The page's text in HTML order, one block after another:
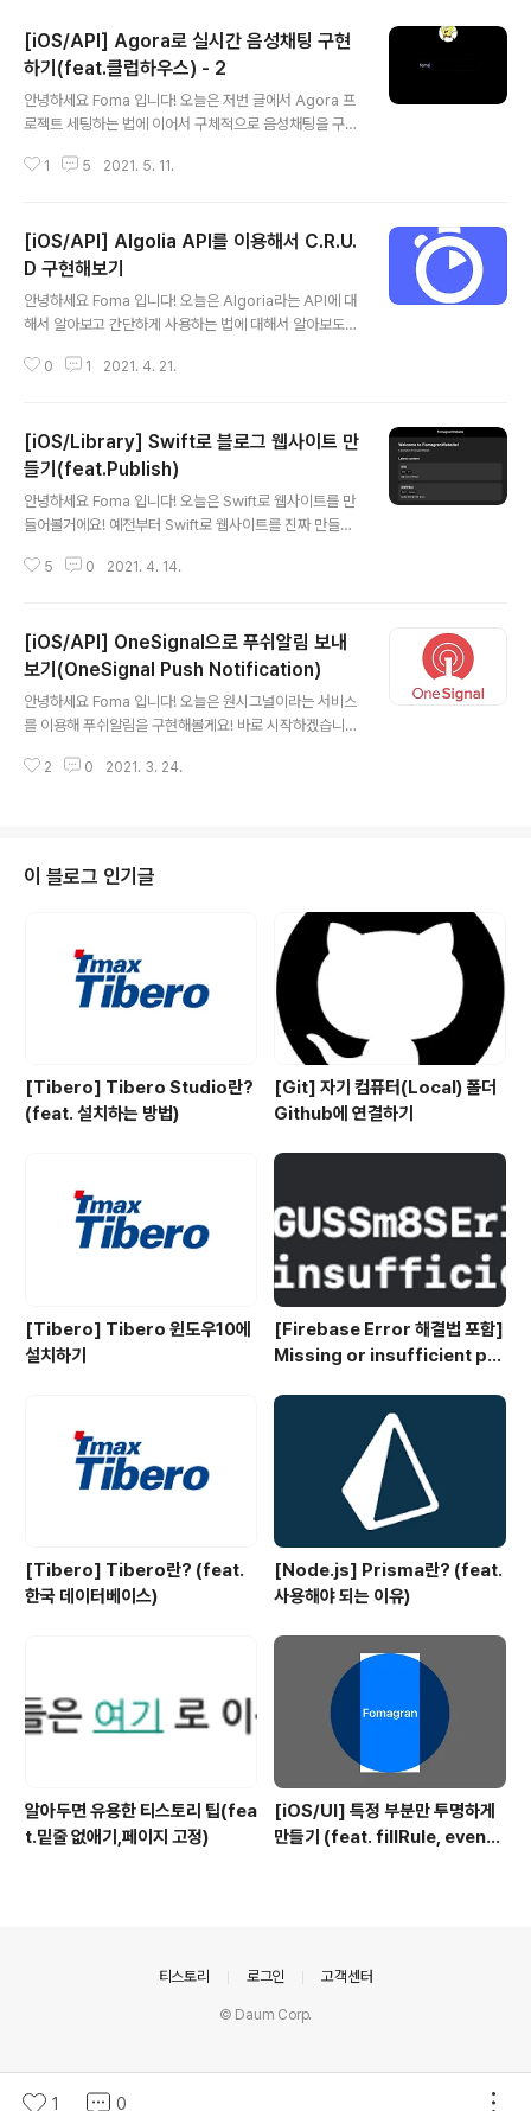
[iOS/API] Agora로 실시간 음성채팅 구현
하기(feat.클럽하우스) - 2
안녕하세요 Foma 입니다! 오늘은 저번 글에서 Agora 프
로젝트 세팅하는 법에 이어서 구체적으로 음성채팅을 구현
젝트 설정법을 안보신 분들은 여기 에서 보고 와주세요!) P
요.) pod ‘AgoraRtcEngine_iOS’, ‘~> 3.1.0’ Info.plis
t 마이크 사용 권한을 설정해주세요! NSMicrophoneUs
ageDescription 마이크 좀 쓸게? StoryBoard Agora
ViewController 먼저 네비게이션 컨트롤러를 Embed
을 만들어 놓았습..
1 5 2021. 5. 11.
[iOS/API] Algolia API를 이용해서 C.R.U.
D 구현해보기
안녕하세요 Foma 입니다! 오늘은 Algoria라는 API에 대
해서 알아보고 간단하게 사용하는 법에 대해서 알아보도록
는 SaaS(Search as a Service) 플랫폼으로 즉, 검색 서
라 AI,Analytics 등 다양한 기능을 제공합니다. 가격은 10
00번 검색에 1달러입니다. (검색 1번에 1원이니... 좀 비싼
거 같네요...) 알고리아를 사용하면 어떤 것이 좋을까요?🤔
1. 자동완성 검색기능 알고리아는 검색 텍스트에 따라서 관
련있는 텍스트를 포함하거나 관련있는 데이터들을 빠르게
제공하여 사용자에게 좋은 경험을 제공합니다. 2..
0 1 2021. 4. 21.
[iOS/Library] Swift로 블로그 웹사이트 만
들기(feat.Publish)
안녕하세요 Foma 입니다! 오늘은 Swift로 웹사이트를 만
들어볼거에요! 예전부터 Swift로 웹사이트를 진짜 만들고
작성합니다! 바로 시작할게요~ Publish iOS계(?)에서 아
atic site generator for Swift developers. Contrib
ute to JohnSundell/Publish development by cre
ating an account on GitHub. github.com Swift Pa
ckage Manager 이 라이브러리는 코코아팟이나 카르타
고를 지원하지 않고 스위..
5 0 2021. 4. 14.
[iOS/API] OneSignal으로 푸쉬알림 보내
보기(OneSignal Push Notification)
안녕하세요 Foma 입니다! 오늘은 원시그널이라는 서비스
를 이용해 푸쉬알림을 구현해볼게요! 바로 시작하겠습니다
관에서 인증서를 요청합니다. 자신의 이메일 주소를 입력
r 이제 애플 개발자 사이트로 이동합니다. 로그인 - Apple
idmsa.apple.com Certificates,Identifiers & Profil
es로 이동해주세요. 왼쪽 탭에서 Identifiers를 클릭해주
시고 Identifiers + 버튼을 눌러줍니다. App IDs를 클릭
해주시고 Continue를..
2 0 2021. 3. 24.
이 블로그 인기글
[Tibero] Tibero Studio란?
(feat. 설치하는 방법)
[Git] 자기 컴퓨터(Local) 폴더
Github에 연결하기
[Tibero] Tibero 윈도우10에
설치하기
[Firebase Error 해결법 포함]
Missing or insufficient per
[Tibero] Tibero란? (feat.
한국 데이터베이스)
[Node.js] Prisma란? (feat.
사용해야 되는 이유)
알아두면 유용한 티스토리 팁(fea
t.밑줄 없애기,페이지 고정)
[iOS/UI] 특정 부분만 투명하게
만들기 (feat. fillRule, evenO
1 0
티스토리 로그인 고객센터
© Daum Corp.